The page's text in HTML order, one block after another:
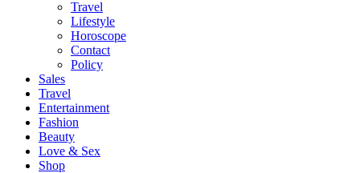
Travel
Lifestyle
Horoscope
Contact
Policy
Sales
Travel
Entertainment
Fashion
Beauty
Love & Sex
Shop